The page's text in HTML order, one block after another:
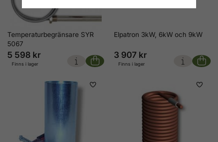
Temperaturbegränsare SYR
5067
5 598 kr
Finns i lager
Elpatron 3kW, 6kW och 9kW
3 907 kr
Finns i lager